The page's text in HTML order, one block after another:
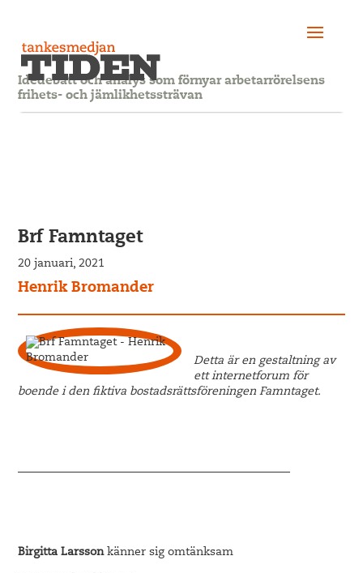
Idédebatt och analys som förnyar arbetarrörelsens
frihets- och jämlikhetssträvan
Brf Famntaget
20 januari, 2021
Henrik Bromander
Detta är en gestaltning av
ett internetforum för
boende i den fiktiva bostadsrättsföreningen Famntaget.
————————————————————————
Birgitta Larssonkänner sig omtänksam